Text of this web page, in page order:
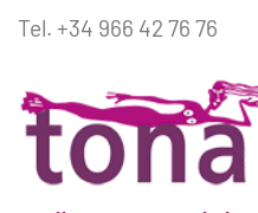
Tel. +34 966 42 76 76